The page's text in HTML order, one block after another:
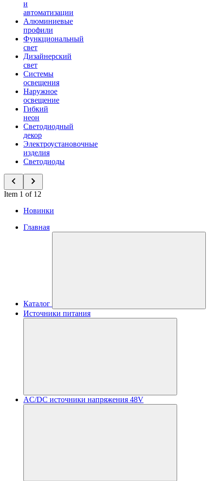
и
автоматизации
Алюминиевые
профили
Функциональный
свет
Дизайнерский
свет
Системы
освещения
Наружное
освещение
Гибкий
неон
Светодиодный
декор
Электроустановочные
изделия
Светодиоды
Item 1 of 12
Новинки
Главная
Каталог
Источники питания
AC/DC источники напряжения 48V